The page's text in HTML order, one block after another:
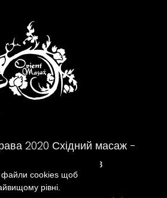
файли cookies щоб
рівні.
2020 Східний масаж -
салон - Вроцлав